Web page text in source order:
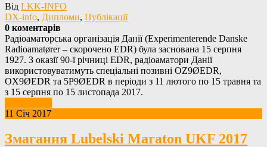
Від LKK-INFO
DX-info, Дипломи, Публікації
0 коментарів
Радіоаматорська організація Данії (Experimenterende Danske
Radioamatører – скорочено EDR) була заснована 15 серпня
1927. З оказії 90-ї річниці EDR, радіоаматори Данії
використовуватимуть спеціальні позивні OZ9ØEDR,
OX9ØEDR та 5P9ØEDR в періоди з 11 лютого по 15 травня та
з 15 серпня по 15 листопада 2017.
11 Січ 2017
Змагання Lubelski Maraton UKF 2017